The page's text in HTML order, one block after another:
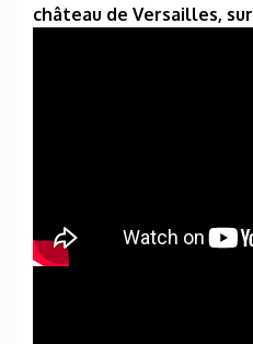
château de Versailles, sur